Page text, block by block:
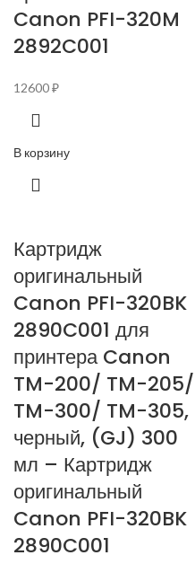
Canon PFI-320M
2892C001
12600₽
В корзину
Картридж
оригинальный
Canon PFI-320BK
2890C001 для
принтера Canon
TM-200/ TM-205/
TM-300/ TM-305,
черный, (GJ) 300
мл – Картридж
оригинальный
Canon PFI-320BK
2890C001